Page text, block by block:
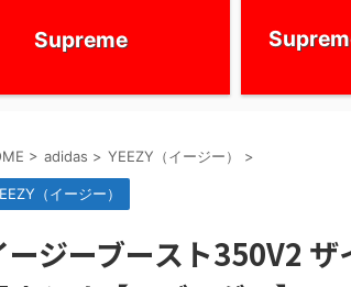
Supreme
> adidas > YEEZY（イージー） >
（イージー）
ージーブースト350V2